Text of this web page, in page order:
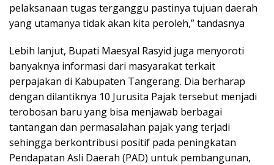
pelaksanaan tugas terganggu pastinya tujuan daerah
yang utamanya tidak akan kita peroleh,” tandasnya
Lebih lanjut, Bupati Maesyal Rasyid juga menyoroti
banyaknya informasi dari masyarakat terkait
perpajakan di Kabupaten Tangerang. Dia berharap
dengan dilantiknya 10 Jurusita Pajak tersebut menjadi
terobosan baru yang bisa menjawab berbagai
tantangan dan permasalahan pajak yang terjadi
sehingga berkontribusi positif pada peningkatan
Pendapatan Asli Daerah (PAD) untuk pembangunan,